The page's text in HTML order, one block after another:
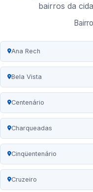
bairros da
Ana Rech
Bela Vista
Centenário
Charqueadas
Cinqüentenário
Cruzeiro